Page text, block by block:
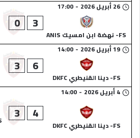
26 أبريل 2026 -
17:00
FS- نهضة ابن امسيك ANIS
3
0
19 أبريل 2026 -
14:00
FS- دينا القنيطري DKFC
6
3
4 أبريل 2026 -
14:00
FS- دينا القنيطري DKFC
4
3